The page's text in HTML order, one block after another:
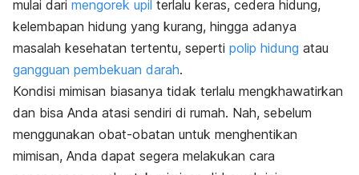
mulai dari mengorek upil terlalu keras, cedera hidung,
kelembapan hidung yang kurang, hingga adanya
masalah kesehatan tertentu, seperti polip hidung atau
gangguan pembekuan darah.
Kondisi mimisan biasanya tidak terlalu mengkhawatirkan
dan bisa Anda atasi sendiri di rumah. Nah, sebelum
menggunakan obat-obatan untuk menghentikan
mimisan, Anda dapat segera melakukan cara